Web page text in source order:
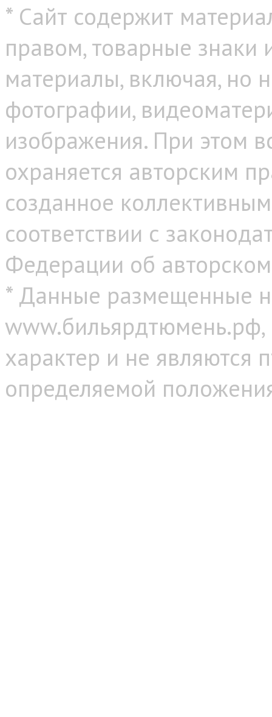
* Сайт содержит
правом, товарные
материалы, включая, но
фотографии,
изображения. При этом
охраняется авторским
созданное
соответствии с
Федерации об
* Данные размещенные
характер и не являются
определяемой